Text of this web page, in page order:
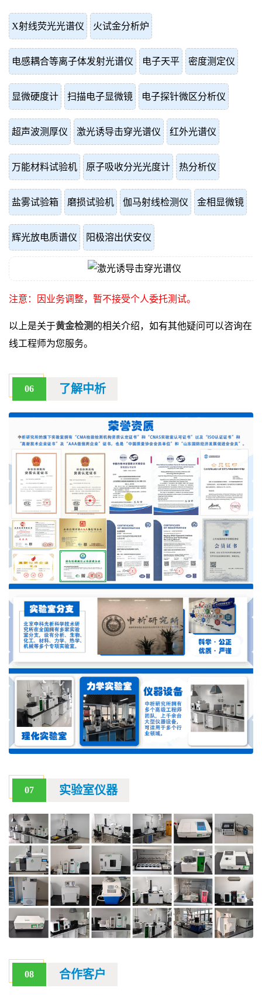
X射线荧光光谱仪 火试金分析炉
电感耦合等离子体发射光谱仪 电子天平 密度测定仪
显微硬度计 扫描电子显微镜 电子探针微区分析仪
超声波测厚仪 激光诱导击穿光谱仪 红外光谱仪
万能材料试验机 原子吸收分光光度计 热分析仪
盐雾试验箱 磨损试验机 伽马射线检测仪 金相显微镜
辉光放电质谱仪 阳极溶出伏安仪
注意：因业务调整，暂不接受个人委托测试。
以上是关于黄金检测 的相关介绍，如有其他疑问可以咨询在
线工程师为您服务。
06 了解中析
07 实验室仪器
08 合作客户